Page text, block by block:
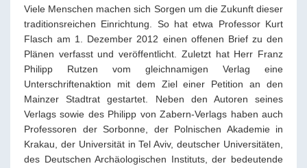
Viele Menschen machen sich Sorgen um die Zukunft dieser
traditionsreichen Einrichtung. So hat etwa Professor Kurt
Flasch am 1. Dezember 2012 einen offenen Brief zu den
Plänen verfasst und veröffentlicht. Zuletzt hat Herr Franz
Philipp Rutzen vom gleichnamigen Verlag eine
Unterschriftenaktion mit dem Ziel einer Petition an den
Mainzer Stadtrat gestartet. Neben den Autoren seines
Verlags sowie des Philipp von Zabern-Verlags haben auch
Professoren der Sorbonne, der Polnischen Akademie in
Krakau, der Universität in Tel Aviv, deutscher Universitäten,
des Deutschen Archäologischen Instituts, der bedeutende